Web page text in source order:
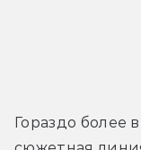
Гораздо более